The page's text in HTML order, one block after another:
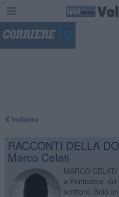
Indietro
RACCONTI DELLA
Marco Celati
MARCO
a Pontedera.
scrittore. Solo